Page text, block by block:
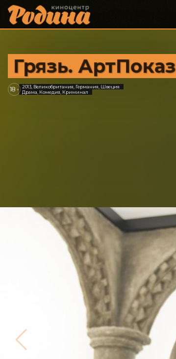
Грязь. АртПоказ
18 + 2013, Великобритания, Германия, Швеция
Драма, Комедия, Криминал